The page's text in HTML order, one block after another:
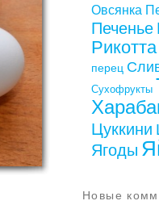
Овсянка
Печенье
Рикотта
перец
Сухофрукты
Цуккини
Ягоды
Новые